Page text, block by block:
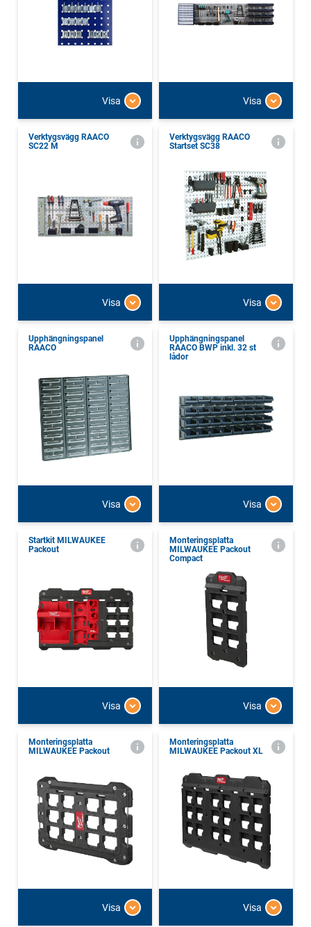
Visa Visa
Verktygsvägg RAACO
SC22 M
Visa
Verktygsvägg RAACO
Startset SC38
Visa
Upphängningspanel
RAACO
Visa
Upphängningspanel
RAACO BWP inkl. 32 st
lådor
Visa
Startkit MILWAUKEE
Packout
Visa
Monteringsplatta
MILWAUKEE Packout
Compact
Visa
Monteringsplatta
MILWAUKEE Packout
Visa
Monteringsplatta
MILWAUKEE Packout XL
Visa